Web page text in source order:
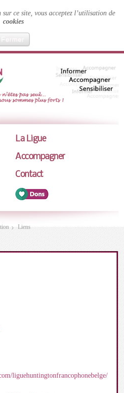
ce site, vous acceptez l’utilisation de
cookies
Fermer
La Ligue
Accompagner
Contact
Liens
liguehuntingtonfrancophonebelge/